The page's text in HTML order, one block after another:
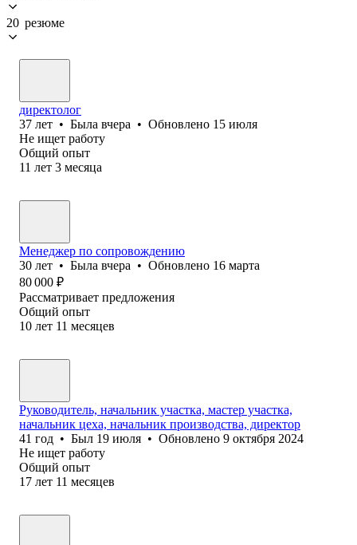
20 резюме
директолог
37 лет • Была вчера • Обновлено 15 июля
Не ищет работу
Общий опыт
11 лет 3 месяца
Менеджер по сопровождению
30 лет • Была вчера • Обновлено 16 марта
80 000 ₽
Рассматривает предложения
Общий опыт
10 лет 11 месяцев
Руководитель, начальник участка, мастер участка,
начальник цеха, начальник производства, директор
41 год • Был 19 июля • Обновлено 9 октября 2024
Не ищет работу
Общий опыт
17 лет 11 месяцев